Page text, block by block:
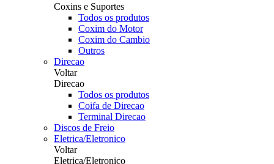
Coxins e Suportes
Todos os produtos
Coxim do Motor
Coxim do Cambio
Outros
Direcao
Voltar
Direcao
Todos os produtos
Coifa de Direcao
Terminal Direcao
Discos de Freio
Eletrica/Eletronico
Voltar
Eletrica/Eletronico